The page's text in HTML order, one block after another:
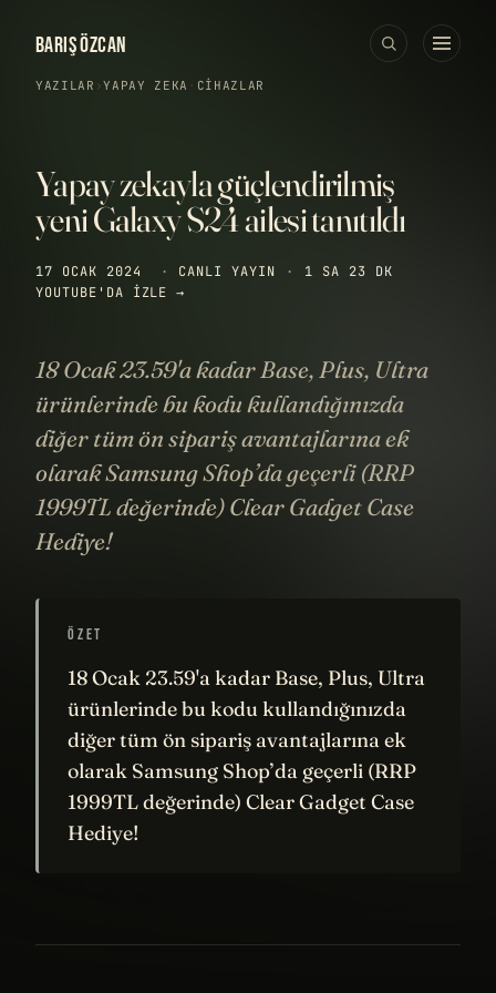
BARIŞ ÖZCAN
YAZILAR ›YAPAY ZEKA · CIHAZLAR
Yapay zekayla güçlendirilmiş
yeni Galaxy S24 ailesi tanıtıldı
17 OCAK 2024 · CANLI YAYIN ·
1 SA 23 DK
YOUTUBE'DA IZLE →
18 Ocak 23.59'a kadar Base, Plus, Ultra
ürünlerinde bu kodu kullandığınızda
diğer tüm ön sipariş avantajlarına ek
olarak Samsung Shop’da geçerli (RRP
1999TL değerinde) Clear Gadget Case
Hediye!
ÖZET
18 Ocak 23.59'a kadar Base, Plus, Ultra
ürünlerinde bu kodu kullandığınızda
diğer tüm ön sipariş avantajlarına ek
olarak Samsung Shop’da geçerli (RRP
1999TL değerinde) Clear Gadget Case
Hediye!